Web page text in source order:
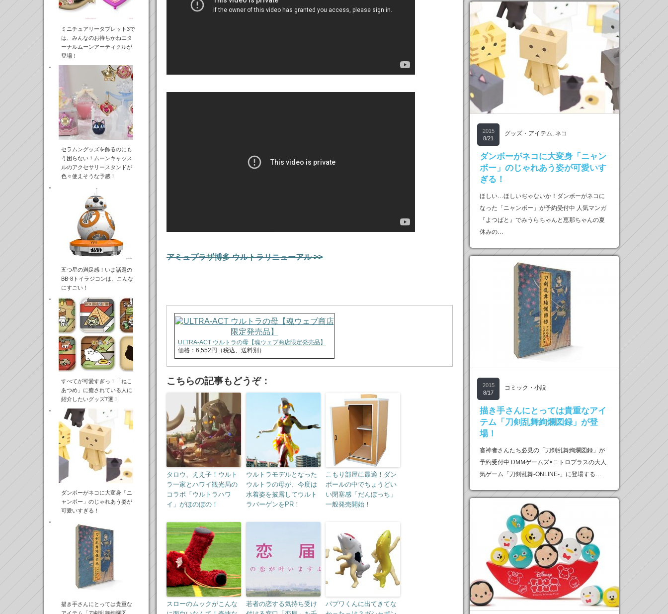
ミニチュアリータブレット3で
は、みんなのお待ちかねエタ
ーナルムーンアーティクルが
登場！
セラムングッズを飾るのにも
う困らない！ムーンキャッス
ルのアクセサリースタンドが
色々使えそうな予感！
五つ星の満足感！いま話題の
BB-8トイラジコンは、こんな
にすごい！
すべてが可愛すぎっ！「ねこ
あつめ」に癒されている人に
紹介したいグッズ7選！
ダンボーがネコに大変身「ニ
ャンボー」のじゃれあう姿が
可愛いすぎる！
描き手さんにとっては貴重な
アミュプラザ博多 ウルトラリニューアル >>
ULTRA-ACT ウルトラの母【魂ウェブ商店限定発売品】
価格：6,552円（税込、送料別）
こちらの記事もどうぞ：
タロウ、ええ子！ウルト
ラ一家とハワイ観光局の
コラボ「ウルトラハワ
イ」がほのぼの！
ウルトラモデルとなった
ウルトラの母が、今度は
水着姿を披露してウルト
ラバーゲンをPR！
こもり部屋に最適！ダン
ボールの中でちょうどい
い閉塞感「だんぼっち」
一般発売開始！
スローのムックがこんな
若者の恋する気持ち受け
パプワくんに出てきてな
2015
8/21
グッズ・アイテム, ネコ
ダンボーがネコに大変身「ニャン
ボー」のじゃれあう姿が可愛いす
ぎる！
ほしい…ほしいぢゃないか！ダンボーがネコに
なった「ニャンボー」が予約受付中 人気マンガ
『よつばと』でみうらちゃんと恵那ちゃんの夏
休みの…
2015
8/17
コミック・小説
描き手さんにとっては貴重なアイ
テム「刀剣乱舞絢爛図録」が登
場！
審神者さんたち必見の「刀剣乱舞絢爛図録」が
予約受付中 DMMゲームズ×ニトロプラスの大人
気ゲーム「刀剣乱舞-ONLINE-」に登場する…